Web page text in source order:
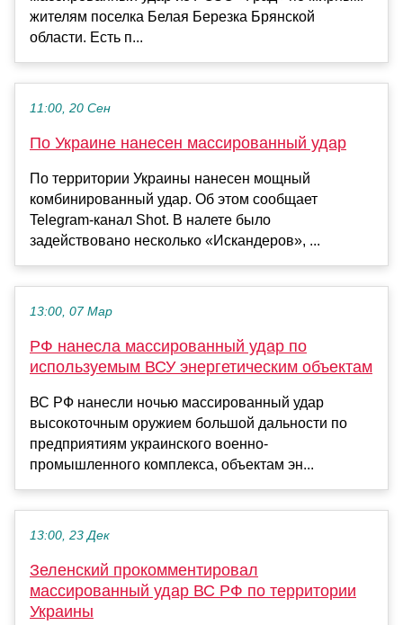
жителям поселка Белая Березка Брянской
области. Есть п...
11:00, 20 Сен
По Украине нанесен массированный удар
По территории Украины нанесен мощный
комбинированный удар. Об этом сообщает
Telegram-канал Shot. В налете было
задействовано несколько «Искандеров», ...
13:00, 07 Мар
РФ нанесла массированный удар по
используемым ВСУ энергетическим объектам
ВС РФ нанесли ночью массированный удар
высокоточным оружием большой дальности по
предприятиям украинского военно-
промышленного комплекса, объектам эн...
13:00, 23 Дек
Зеленский прокомментировал
массированный удар ВС РФ по территории
Украины